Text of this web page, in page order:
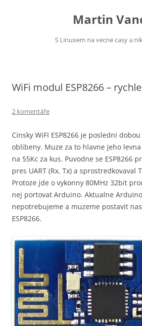
Martin
S Linuxem na vecne casy a
WiFi modul ESP8266 –
2 komentáře
Cinsky WiFI ESP8266 je posledni
oblibeny. Muze za to hlavne jeho
na 55Kc za kus. Puvodne se ESP8266
pres UART (Rx, Tx) a sprostredkovaval
Protoze jde o vykonny 80MHz 32bit
nej portovat Arduino. Aktualne
nepotrebujeme a muzeme postavit
ESP8266.